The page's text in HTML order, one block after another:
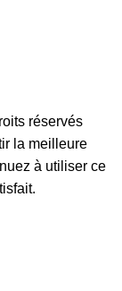
réservés
la meilleure
à utiliser ce